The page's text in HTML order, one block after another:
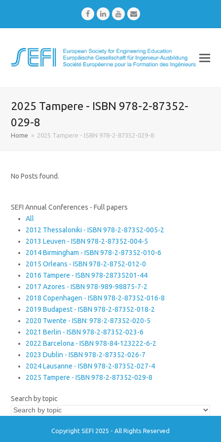
FacebookLinkedInYoutubeEmail
2025 Tampere - ISBN 978-2-87352-
029-8
Home » 2025 Tampere - ISBN 978-2-87352-029-8
No Posts found.
SEFI Annual Conferences - Full papers
All
2012 Thessaloniki - ISBN 978-2-87352-005-2
2013 Leuven - ISBN 978-2-87352-004-5
2014 Birmingham - ISBN 978-2-87352-010-6
2015 Orleans - ISBN 978-2-8752-012-0
2016 Tampere - ISBN 978-28735201-44
2017 Azores - ISBN 978-989-98875-7-2
2018 Copenhagen - ISBN 978-2-87352-016-8
2019 Budapest - ISBN 978-2-87352-018-2
2020 Twente - ISBN: 978-2-87352-020-5
2021 Berlin - ISBN 978-2-87352-023-6
2022 Barcelona - ISBN 978-84-123222-6-2
2023 Dublin - ISBN 978-2-87352-026-7
2024 Lausanne - ISBN 978-2-87352-027-4
2025 Tampere - ISBN 978-2-87352-029-8
Search by topic
Copyright SEFI 2025 - All Rights Reserved